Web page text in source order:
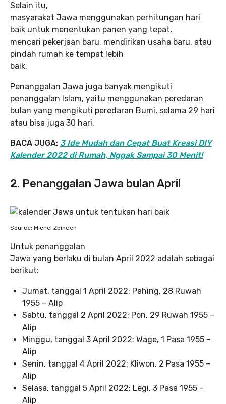
Selain itu,
masyarakat Jawa menggunakan perhitungan hari
baik untuk menentukan panen yang tepat,
mencari pekerjaan baru, mendirikan usaha baru, atau
pindah rumah ke tempat lebih
baik.
Penanggalan Jawa juga banyak mengikuti
penanggalan Islam, yaitu menggunakan peredaran
bulan yang mengikuti peredaran Bumi, selama 29 hari
atau bisa juga 30 hari.
BACA JUGA: 3 Ide Mudah dan Cepat Buat Kreasi DIY
Kalender 2022 di Rumah, Nggak Sampai 30 Menit!
2. Penanggalan Jawa bulan April
Source: Michel Zbinden
Untuk penanggalan
Jawa yang berlaku di bulan April 2022 adalah sebagai
berikut:
Jumat, tanggal 1 April 2022: Pahing, 28 Ruwah
1955 – Alip
Sabtu, tanggal 2 April 2022: Pon, 29 Ruwah 1955 –
Alip
Minggu, tanggal 3 April 2022: Wage, 1 Pasa 1955 –
Alip
Senin, tanggal 4 April 2022: Kliwon, 2 Pasa 1955 –
Alip
Selasa, tanggal 5 April 2022: Legi, 3 Pasa 1955 –
Alip